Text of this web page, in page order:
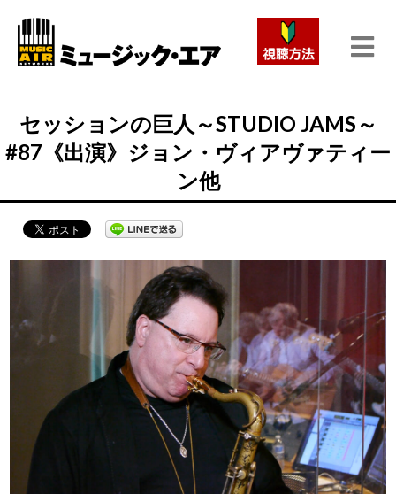
セッションの巨人～STUDIO JAMS～
#87《出演》ジョン・ヴィアヴァティー
ン他